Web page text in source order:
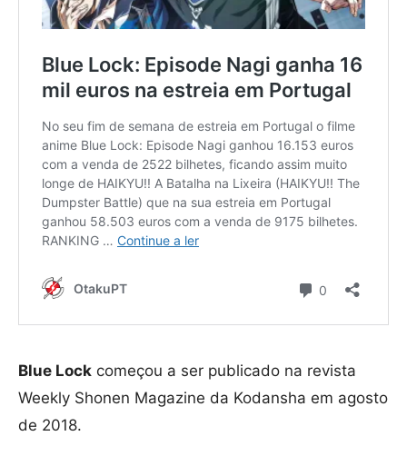
Blue Lock começou a ser publicado na revista
Weekly Shonen Magazine da Kodansha em agosto
de 2018.